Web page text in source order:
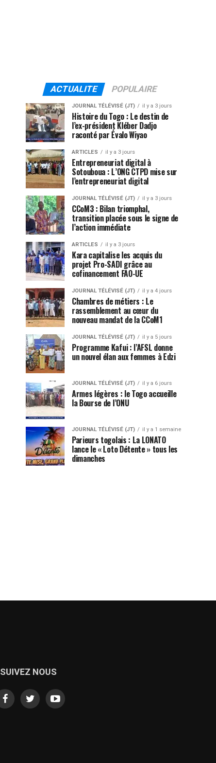
ACTUALITE POPULAIRE
JOURNAL TÉLÉVISÉ (JT) il y a 3 jours
Histoire du Togo : Le destin de
l’ex-président Kléber Dadjo
raconté par Évalo Wiyao
ARTICLES il y a 3 jours
Entrepreneuriat digital à
Sotouboua : L’ONG CTPD mise sur
l’entrepreneuriat digital
JOURNAL TÉLÉVISÉ (JT) il y a 3 jours
CCoM3 : Bilan triomphal,
transition placée sous le signe de
l’action immédiate
ARTICLES il y a 3 jours
Kara capitalise les acquis du
projet Pro-SADI grâce au
cofinancement FAO-UE
JOURNAL TÉLÉVISÉ (JT) il y a 4 jours
Chambres de métiers : Le
rassemblement au cœur du
nouveau mandat de la CCoM1
JOURNAL TÉLÉVISÉ (JT) il y a 5 jours
Programme Kafui : l’AFSL donne
un nouvel élan aux femmes à Edzi
JOURNAL TÉLÉVISÉ (JT) il y a 6 jours
Armes légères : le Togo accueille
la Bourse de l’ONU
JOURNAL TÉLÉVISÉ (JT) il y a 1 semaine
Parieurs togolais : La LONATO
lance le « Loto Détente » tous les
dimanches
SUIVEZ NOUS